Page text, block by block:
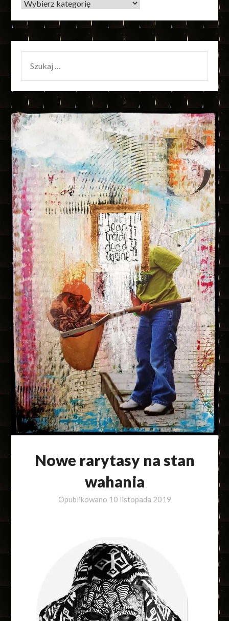
KATEGORIE
Nowe rarytasy na stan
wahania
Opublikowano 10 listopada 2019